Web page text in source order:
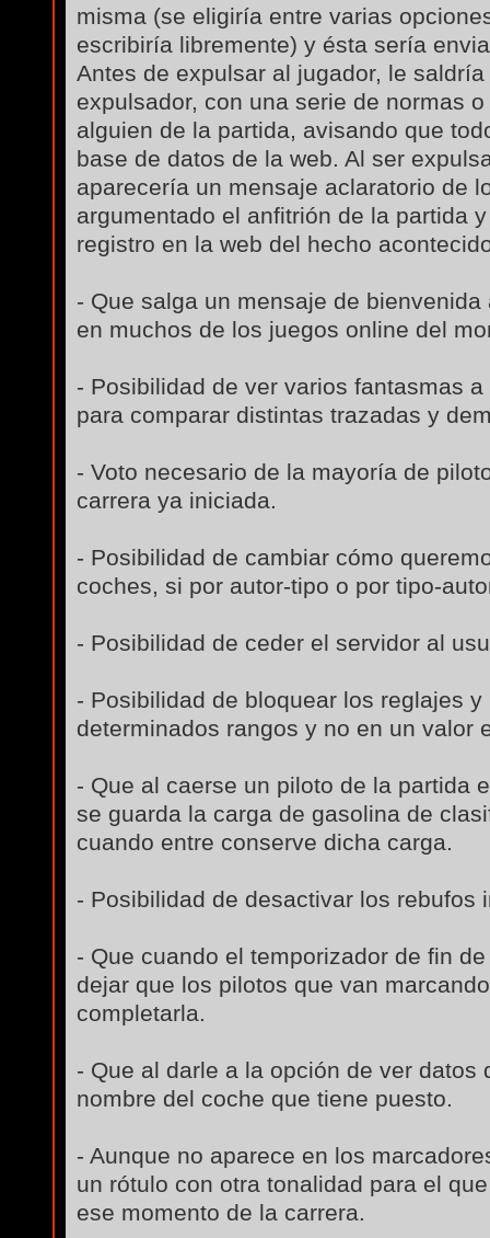
misma (se eligiría entre varias
escribiría libremente) y ésta sería
Antes de expulsar al jugador, le
expulsador, con una serie de normas
alguien de la partida, avisando que
base de datos de la web. Al ser
aparecería un mensaje aclaratorio de
argumentado el anfitrión de la partida
registro en la web del hecho
- Que salga un mensaje de
en muchos de los juegos online del
- Posibilidad de ver varios fantasmas
para comparar distintas trazadas y
- Voto necesario de la mayoría de
carrera ya iniciada.
- Posibilidad de cambiar cómo
coches, si por autor-tipo o por tipo-
- Posibilidad de ceder el servidor al
- Posibilidad de bloquear los reglajes
determinados rangos y no en un valor
- Que al caerse un piloto de la partida
se guarda la carga de gasolina de
cuando entre conserve dicha carga.
- Posibilidad de desactivar los rebufos
- Que cuando el temporizador de fin
dejar que los pilotos que van
completarla.
- Que al darle a la opción de ver datos
nombre del coche que tiene puesto.
- Aunque no aparece en los
un rótulo con otra tonalidad para el
ese momento de la carrera.